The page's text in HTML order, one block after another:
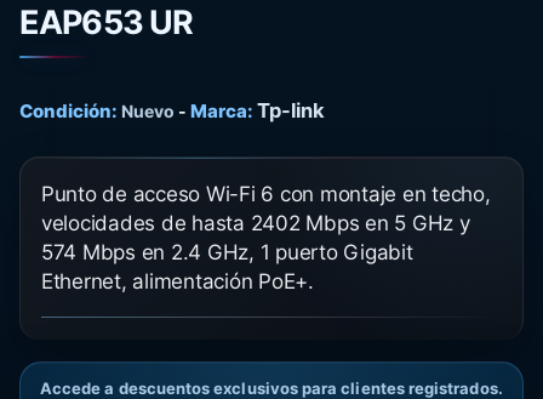
EAP653 UR
Condición: Nuevo - Marca: Tp-link
Punto de acceso Wi-Fi 6 con montaje en techo,
velocidades de hasta 2402 Mbps en 5 GHz y
574 Mbps en 2.4 GHz, 1 puerto Gigabit
Ethernet, alimentación PoE+.
Accede a descuentos exclusivos para clientes registrados.